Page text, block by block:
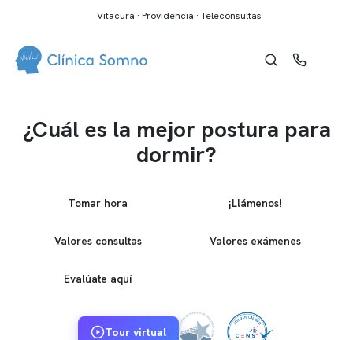
Vitacura · Providencia · Teleconsultas
¿Cuál es la mejor postura para
dormir?
Tomar hora ¡Llámenos!
Valores consultas Valores exámenes
Evalúate aquí
Tour virtual